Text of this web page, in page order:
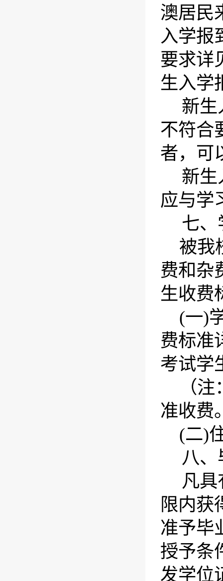
澳居民
入学报
要求详
生入学
新生
不符合
者，可
新生
应与学
七、
被我
费和杂
生收费
(一)
费标准
考试学
（
准收费
(二)
八、
凡具
限内获
准予毕
授予条
发学位